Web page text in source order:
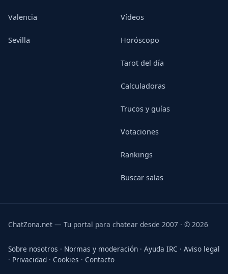
Valencia
Sevilla
Vídeos
Horóscopo
Tarot del día
Calculadoras
Trucos y guías
Votaciones
Rankings
Buscar salas
ChatZona.net — Tu portal para chatear desde 2007 · © 2026
Sobre nosotros · Normas y moderación · Ayuda IRC · Aviso legal
· Privacidad · Cookies · Contacto